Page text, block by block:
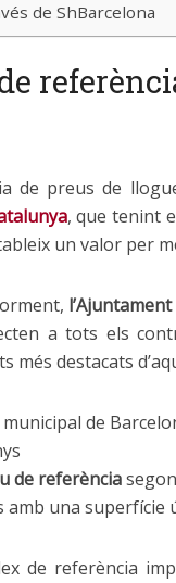
de ShBarcelona
de preus de
, que tenint
un valor per
a tots els
més destacats
de
de referència
una superfície
de referència